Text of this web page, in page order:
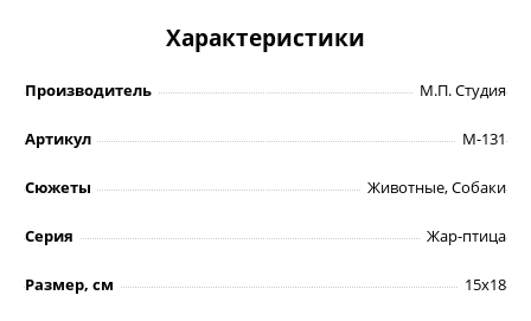
Характеристики
Производитель М.П. Студия
Артикул М-131
Сюжеты Животные, Собаки
Серия Жар-птица
Размер, см 15х18